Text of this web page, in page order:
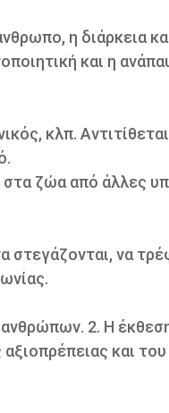
η διάρκεια
και η
κλπ.
στα ζώα από άλλες
να
2. Η
και